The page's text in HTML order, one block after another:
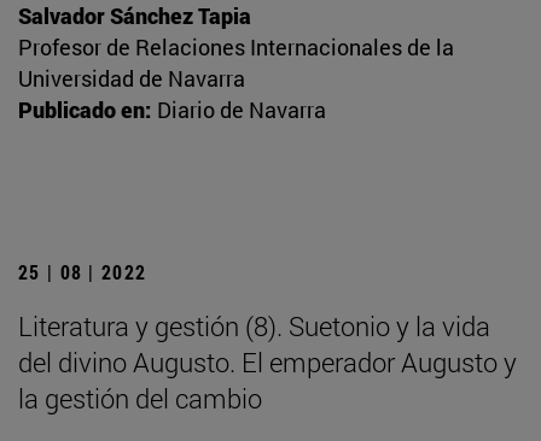
Salvador Sánchez Tapia
Profesor de Relaciones Internacionales de la
Universidad de Navarra
Publicado en: Diario de Navarra
25 | 08 | 2022
Literatura y gestión (8). Suetonio y la vida
del divino Augusto. El emperador Augusto y
la gestión del cambio